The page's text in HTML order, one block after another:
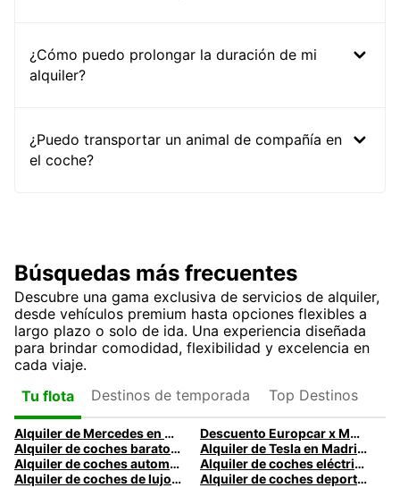
¿Cómo puedo prolongar la duración de mi
alquiler?
¿Puedo transportar un animal de compañía en
el coche?
Búsquedas más frecuentes
Descubre una gama exclusiva de servicios de alquiler,
desde vehículos premium hasta opciones flexibles a
largo plazo o solo de ida. Una experiencia diseñada
para brindar comodidad, flexibilidad y excelencia en
cada viaje.
Tu flota
Destinos de temporada Top Destinos
Alquiler de Mercedes en Madrid | Mercedes-Benz Premium con tarifas diarias
Descuento Europcar x Mutua Madrid Open
Alquiler de coches baratos en Madrid | Europcar
Alquiler de Tesla en Madrid con Europcar
Alquiler de coches automáticos en Madrid
Alquiler de coches eléctricos en Madrid
Alquiler de coches de lujo en Madrid - Vehículos premium con Europcar
Alquiler de coches deportivos en Madrid con Europcar